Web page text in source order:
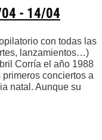
04 - 14/04
con todas las
lanzamientos…)
Corría el año 1988
conciertos a
natal. Aunque su